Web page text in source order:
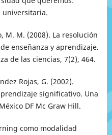
universitaria.
M. M. (2008). La resolución
enseñanza y aprendizaje.
de las ciencias, 7(2), 464.
Rojas, G. (2002).
significativo. Una
DF Mc Graw Hill.
como modalidad